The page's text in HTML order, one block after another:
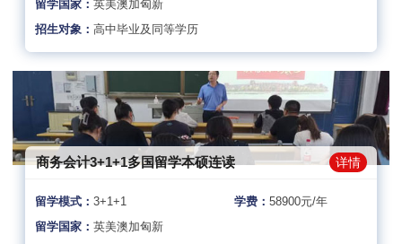
留学国家：英美澳加匈新
招生对象： 高中毕业及同等学历
商务会计3+1+1多国留学本硕连读 详情
留学模式：3+1+1 学费： 58900元/年
留学国家：英美澳加匈新